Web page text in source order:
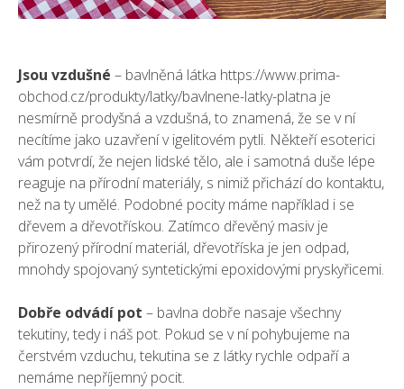
Jsou vzdušné – bavlněná látka https://www.prima-
obchod.cz/produkty/latky/bavlnene-latky-platna je
nesmírně prodyšná a vzdušná, to znamená, že se v ní
necítíme jako uzavření v igelitovém pytli. Někteří esoterici
vám potvrdí, že nejen lidské tělo, ale i samotná duše lépe
reaguje na přírodní materiály, s nimiž přichází do kontaktu,
než na ty umělé. Podobné pocity máme například i se
dřevem a dřevotřískou. Zatímco dřevěný masiv je
přirozený přírodní materiál, dřevotříska je jen odpad,
mnohdy spojovaný syntetickými epoxidovými pryskyřicemi.
Dobře odvádí pot – bavlna dobře nasaje všechny
tekutiny, tedy i náš pot. Pokud se v ní pohybujeme na
čerstvém vzduchu, tekutina se z látky rychle odpaří a
nemáme nepříjemný pocit.